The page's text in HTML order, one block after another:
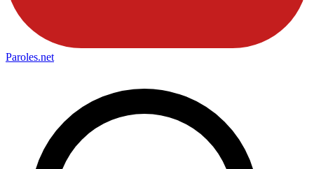
Paroles.net